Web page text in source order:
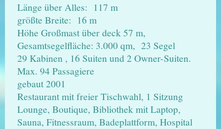
Länge über Alles: 117 m
größte Breite: 16 m
Höhe Großmast über deck 57 m,
Gesamtsegelfläche: 3.000 qm, 23 Segel
29 Kabinen , 16 Suiten und 2 Owner-Suiten.
Max. 94 Passagiere
gebaut 2001
Restaurant mit freier Tischwahl, 1 Sitzung
Lounge, Boutique, Bibliothek mit Laptop,
Sauna, Fitnessraum, Badeplattform, Hospital